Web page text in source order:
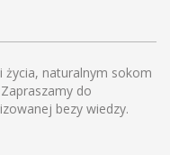
naturalnym sokom
do
bezy wiedzy.